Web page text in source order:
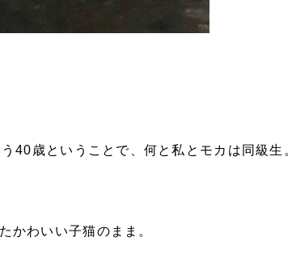
40歳ということで、何と私とモカは同級生。
かわいい子猫のまま。